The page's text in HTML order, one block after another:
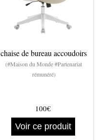
chaise de bureau accoudoirs
(#Maison du Monde #Partenariat
rémunéré)
100€
Voir ce produit